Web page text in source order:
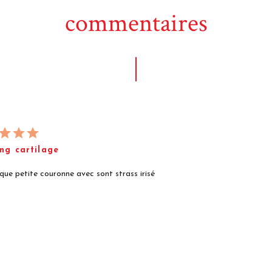
commentaires
cartilage
petite couronne avec sont strass irisé